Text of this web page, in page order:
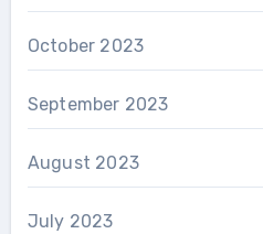
October 2023
September 2023
August 2023
July 2023